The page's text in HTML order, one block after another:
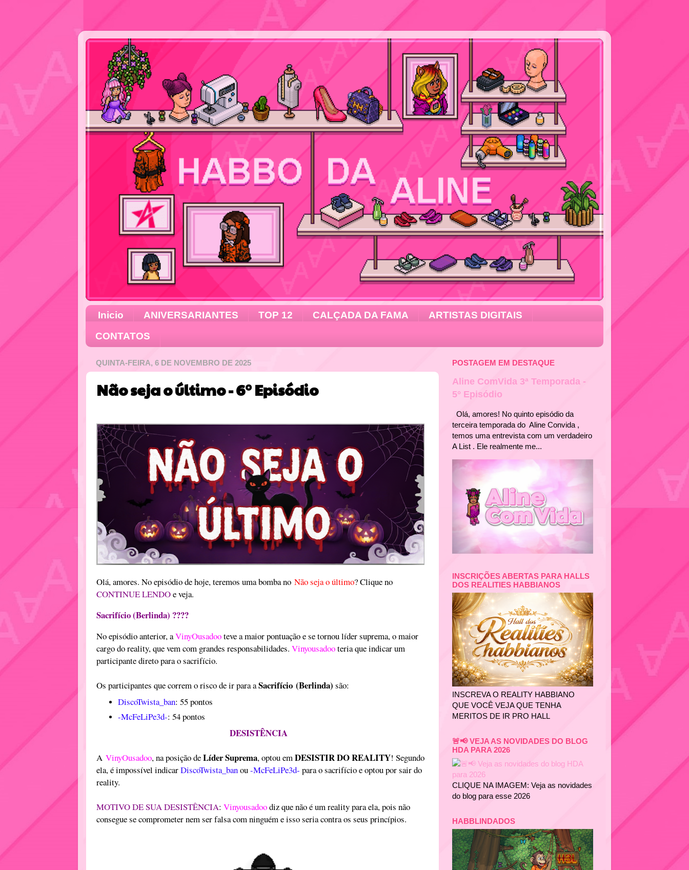
Inicio ANIVERSARIANTES TOP 12 CALÇADA DA FAMA
ARTISTAS DIGITAIS
CONTATOS
QUINTA-FEIRA, 6 DE NOVEMBRO DE 2025
Não seja o último - 6° Episódio
Olá, amores. No episódio de hoje, teremos uma bomba no Não seja o último? Clique no
CONTINUE LENDOe veja.
Sacrifício (Berlinda) ????
No episódio anterior, aVinyOusadooteve a maior pontuação e se tornou líder suprema, o maior
cargo do reality, que vem com grandes responsabilidades. Vinyousadooteria que indicar um
participante direto para o sacrifício.
Os participantes que correm o risco de ir para aSacrifício (Berlinda) são:
DiscoTwista_ban: 55 pontos
-McFeLiPe3d-: 54 pontos
DESISTÊNCIA
A VinyOusadoo, na posição deLíder Suprema, optou emDESISTIR DO REALITY! Segundo
ela, é impossível indicarDiscoTwista_banou-McFeLiPe3d- para o sacrifício e optou por sair do
reality.
MOTIVO DE SUA DESISTÊNCIA: Vinyousadoodiz que não é um reality para ela, pois não
consegue se comprometer nem ser falsa com ninguém e isso seria contra os seus princípios.
POSTAGEM EM DESTAQUE
Aline ComVida 3ª Temporada -
5° Episódio
Olá, amores! No quinto episódio da
terceira temporada do Aline Convida ,
temos uma entrevista com um verdadeiro
A List . Ele realmente me...
INSCRIÇÕES ABERTAS PARA HALLS
DOS REALITIES HABBIANOS
INSCREVA O REALITY HABBIANO
QUE VOCÊ VEJA QUE TENHA
MERITOS DE IR PRO HALL
🚨📢 VEJA AS NOVIDADES DO BLOG
HDA PARA 2026
CLIQUE NA IMAGEM: Veja as novidades
do blog para esse 2026
HABBLINDADOS